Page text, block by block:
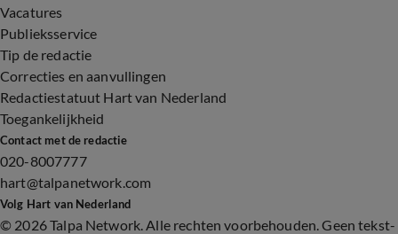
Vacatures
Publieksservice
Tip de redactie
Correcties en aanvullingen
Redactiestatuut Hart van Nederland
Toegankelijkheid
Contact met de redactie
020-8007777
hart@talpanetwork.com
Volg Hart van Nederland
© 2026 Talpa Network. Alle rechten voorbehouden. Geen tekst-